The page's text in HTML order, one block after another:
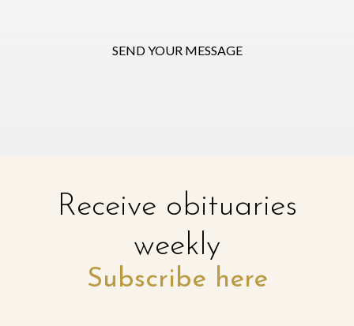
SEND YOUR MESSAGE
Receive obituaries
weekly
Subscribe here